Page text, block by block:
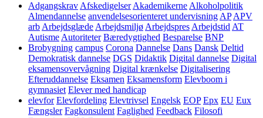
Adgangskrav Afskedigelser Akademikerne Alkoholpolitik
Almendannelse anvendelsesorienteret undervisning AP APV
arb Arbejdsglæde Arbejdsmiljø Arbejdspres Arbejdstid AT
Autisme Autoriteter Bæredygtighed Besparelse BNP
Brobygning campus Corona Dannelse Dans Dansk Deltid
Demokratisk dannelse DGS Didaktik Digital dannelse Digital
eksamensovervågning Digital krænkelse Digitalisering
Efteruddannelse Eksamen Eksamensform Elevboom i
gymnasiet Elever med handicap
elevfor Elevfordeling Elevtrivsel Engelsk EOP Epx EU Eux
Fængsler Fagkonsulent Faglighed Feedback Filosofi